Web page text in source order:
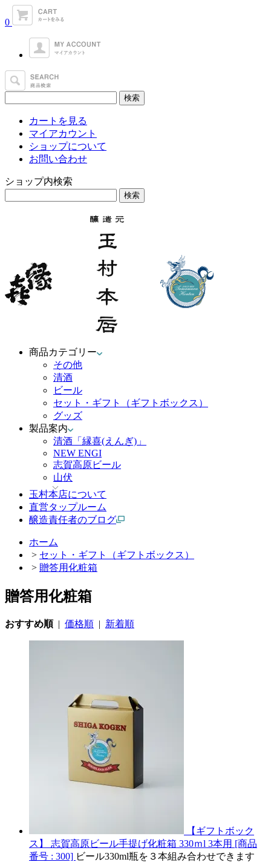
0
カートを見る
マイアカウント
ショップについて
お問い合わせ
ショップ内検索
商品カテゴリー
その他
清酒
ビール
セット・ギフト（ギフトボックス）
グッズ
製品案内
清酒「縁喜(えんぎ)」
NEW ENGI
志賀高原ビール
山伏
玉村本店について
直営タップルーム
醸造責任者のブログ
ホーム
> セット・ギフト（ギフトボックス）
> 贈答用化粧箱
贈答用化粧箱
おすすめ順| 価格順 | 新着順
【ギフトボック
ス】 志賀高原ビール手提げ化粧箱 330ｍl 3本用 [商品
番号 : 300] ビール330ml瓶を３本組み合わせできます